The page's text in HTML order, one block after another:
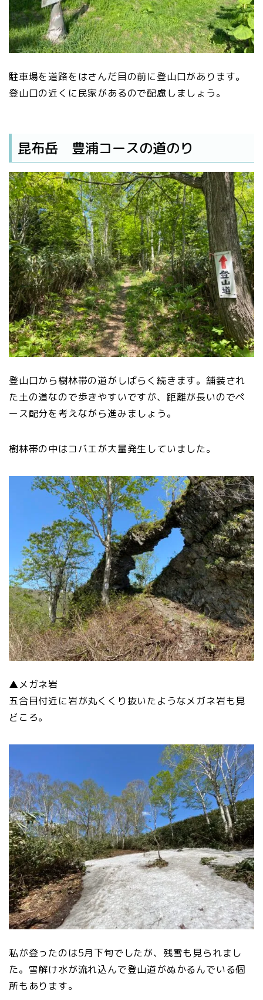
駐車場を道路をはさんだ目の前に登山口があります。
登山口の近くに民家があるので配慮しましょう。
昆布岳 豊浦コースの道のり
登山口から樹林帯の道がしばらく続きます。舗装され
た土の道なので歩きやすいですが、距離が長いのでペ
ース配分を考えながら進みましょう。
樹林帯の中はコバエが大量発生していました。
▲メガネ岩
五合目付近に岩が丸くくり抜いたようなメガネ岩も見
どころ。
私が登ったのは5月下旬でしたが、残雪も見られまし
た。雪解け水が流れ込んで登山道がぬかるんでいる個
所もあります。